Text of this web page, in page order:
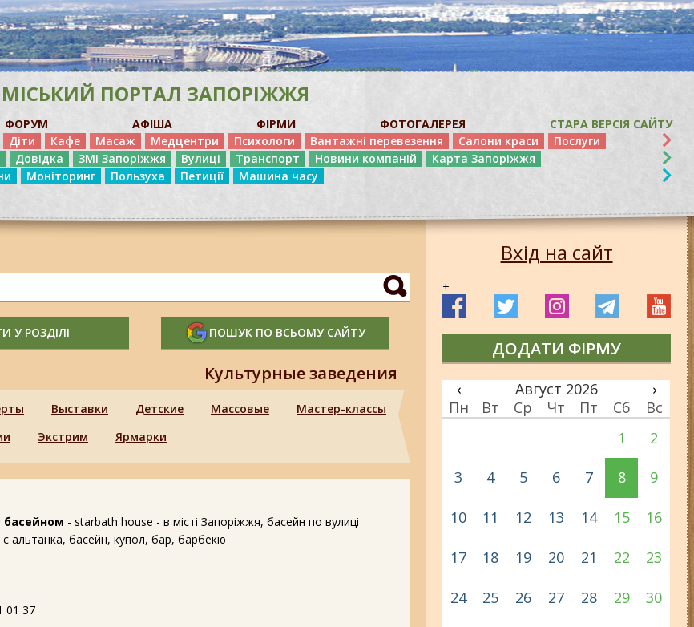
МІСЬКИЙ ПОРТАЛ ЗАПОРІЖЖЯ
ФОРУМ АФІША ФІРМИ ФОТОГАЛЕРЕЯ
СТАРА ВЕРСІЯ САЙТУ
Діти Кафе Масаж Медцентри Психологи Вантажні перевезення Салони краси
Послуги
Довідка ЗМІ Запоріжжя Вулиці Транспорт Новини компаній
Карта Запоріжжя
Моніторинг Пользуха Петиції Машина часу
У РОЗДІЛІ ПОШУК ПО ВСЬОМУ САЙТУ
Культурные заведения
Выставки Детские Массовые
Мастер-классы
Экстрим Ярмарки
басейном - starbath house - в місті Запоріжжя, басейн по вулиці
альтанка, басейн, купол, бар, барбекю
01 37
Вхід на сайт
+
ДОДАТИ ФІРМУ
1 2
3 4 5 6 7 8 9
10 11 12 13 14 15 16
17 18 19 20 21 22 23
24 25 26 27 28 29 30
‹ Август 2026
›
Пн
Вт Ср Чт Пт Сб Вс